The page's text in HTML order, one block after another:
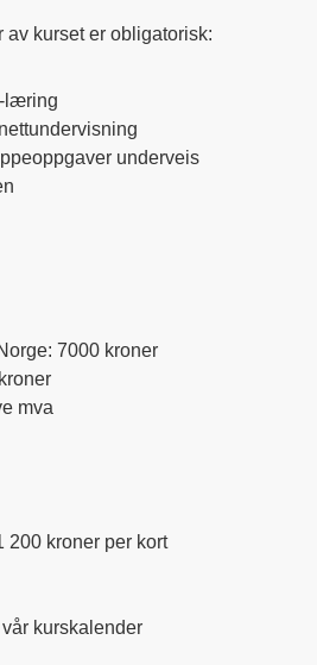
kurset er obligatorisk:
læring
underveis
7000 kroner
mva
200 kroner per kort
kurskalender